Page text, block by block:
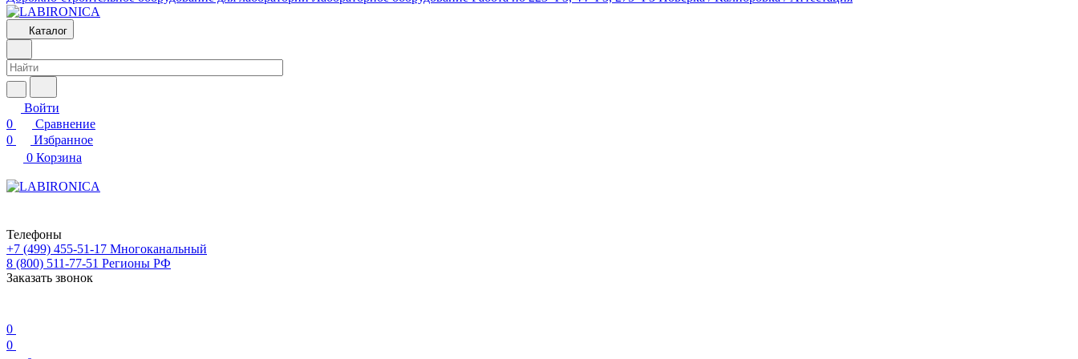
Каталог
Войти
0
Сравнение
0
Избранное
0 Корзина
Телефоны
+7 (499) 455-51-17 Многоканальный
8 (800) 511-77-51 Регионы РФ
Заказать звонок
0
0